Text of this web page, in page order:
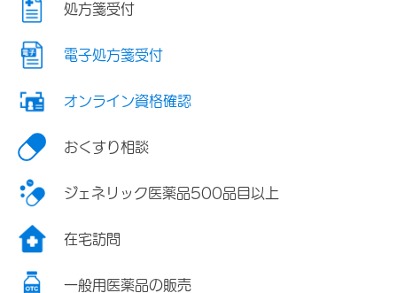
処方箋受付
電子処方箋受付
オンライン資格確認
おくすり相談
ジェネリック医薬品500品目以上
在宅訪問
一般用医薬品の販売